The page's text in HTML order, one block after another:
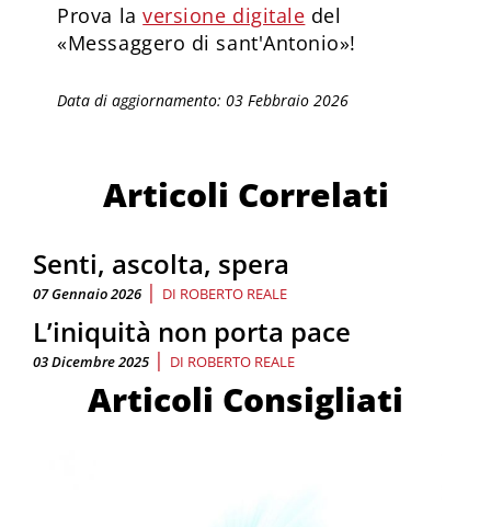
Prova laversione digitale del
«Messaggero di sant'Antonio»!
Data di aggiornamento: 03 Febbraio 2026
Articoli Correlati
Senti, ascolta, spera
07 Gennaio 2026 | DI ROBERTO REALE
L’iniquità non porta pace
03 Dicembre 2025 | DI ROBERTO REALE
Articoli Consigliati